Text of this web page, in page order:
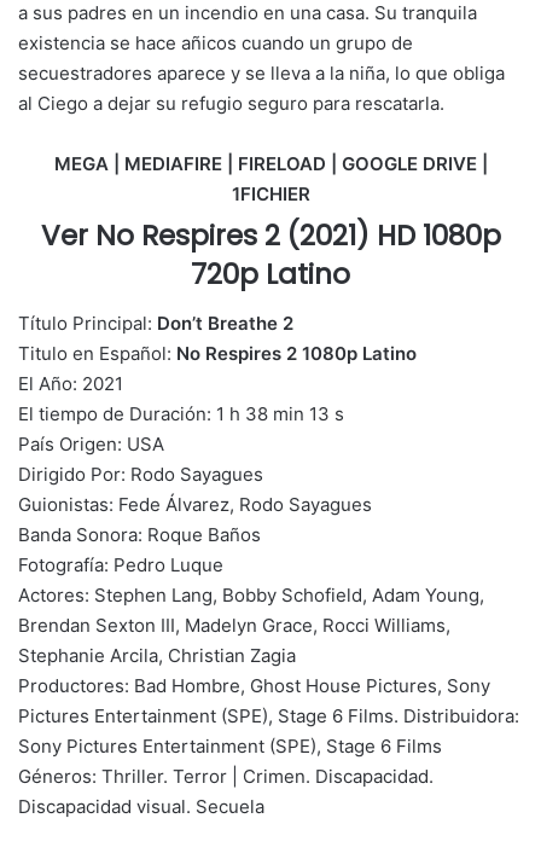
a sus padres en un incendio en una casa. Su tranquila
existencia se hace añicos cuando un grupo de
secuestradores aparece y se lleva a la niña, lo que obliga
al Ciego a dejar su refugio seguro para rescatarla.
MEGA | MEDIAFIRE | FIRELOAD | GOOGLE DRIVE |
1FICHIER
Ver No Respires 2 (2021) HD 1080p
720p Latino
Título Principal: Don’t Breathe 2
Titulo en Español: No Respires 2 1080p Latino
El Año: 2021
El tiempo de Duración: 1 h 38 min 13 s
País Origen: USA
Dirigido Por: Rodo Sayagues
Guionistas: Fede Álvarez, Rodo Sayagues
Banda Sonora: Roque Baños
Fotografía: Pedro Luque
Actores: Stephen Lang, Bobby Schofield, Adam Young,
Brendan Sexton III, Madelyn Grace, Rocci Williams,
Stephanie Arcila, Christian Zagia
Productores: Bad Hombre, Ghost House Pictures, Sony
Pictures Entertainment (SPE), Stage 6 Films. Distribuidora:
Sony Pictures Entertainment (SPE), Stage 6 Films
Géneros: Thriller. Terror | Crimen. Discapacidad.
Discapacidad visual. Secuela